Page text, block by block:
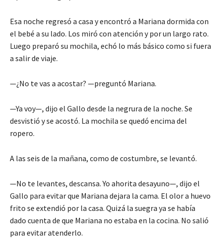
Esa noche regresó a casa y encontró a Mariana dormida con
el bebé a su lado. Los miró con atención y por un largo rato.
Luego preparó su mochila, echó lo más básico como si fuera
a salir de viaje.
—¿No te vas a acostar? —preguntó Mariana.
—Ya voy—, dijo el Gallo desde la negrura de la noche. Se
desvistió y se acostó. La mochila se quedó encima del
ropero.
A las seis de la mañana, como de costumbre, se levantó.
—No te levantes, descansa. Yo ahorita desayuno—, dijo el
Gallo para evitar que Mariana dejara la cama. El olor a huevo
frito se extendió por la casa. Quizá la suegra ya se había
dado cuenta de que Mariana no estaba en la cocina. No salió
para evitar atenderlo.